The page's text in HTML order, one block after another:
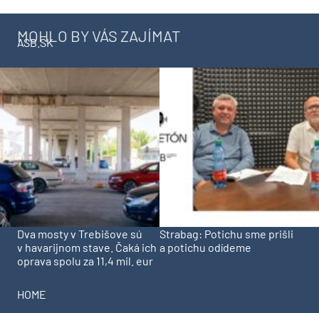
MOHLO BY VÁS ZAJÍMAT
ASB.SK
Dva mosty v Trebišove sú
v havarijnom stave. Čaká ich
oprava spolu za 11,4 mil. eur
Strabag: Potichu sme prišli
a potichu odídeme
HOME